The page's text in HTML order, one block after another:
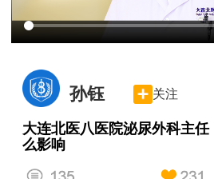
孙钰 关注
大连北医八医院泌尿外科主
么影响